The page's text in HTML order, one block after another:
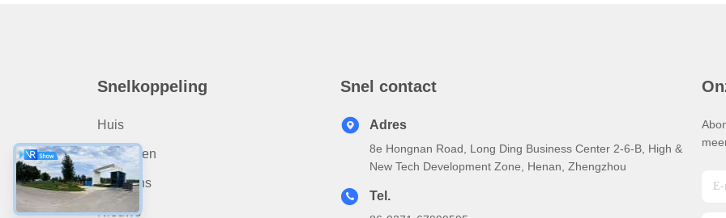
Snelkoppeling
Huis
Producten
Over Ons
Nieuws
Snel contact
Adres
8e Hongnan Road, Long Ding Business Center 2-6-B, High &
New Tech Development Zone, Henan, Zhengzhou
Tel.